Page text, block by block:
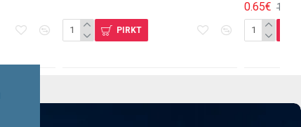
PIRKT PIRKT